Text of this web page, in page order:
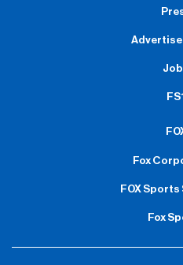
Advertise
FS1
Fox
FOX
Fox